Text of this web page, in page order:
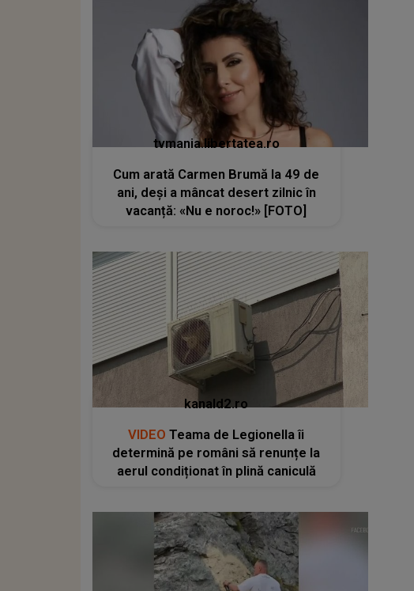
tvmania.libertatea.ro
Cum arată Carmen Brumă la 49 de
ani, deși a mâncat desert zilnic în
vacanță: «Nu e noroc!» [FOTO]
kanald2.ro
VIDEO Teama de Legionella îi
determină pe români să renunțe la
aerul condiționat în plină caniculă